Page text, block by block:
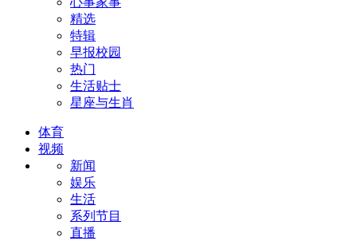
精选
特辑
早报校园
热门
生活贴士
星座与生肖
体育
视频
新闻
娱乐
生活
系列节目
直播